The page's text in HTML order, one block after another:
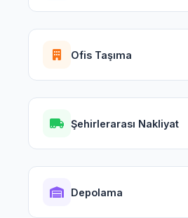
Ofis Taşıma
Şehirlerarası Nakliyat
Depolama